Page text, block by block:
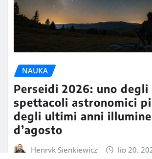
NAUKA
Perseidi 2026: uno degli
spettacoli astronomici
degli ultimi anni
d’agosto
Henryk Sienkiewicz lip 20,